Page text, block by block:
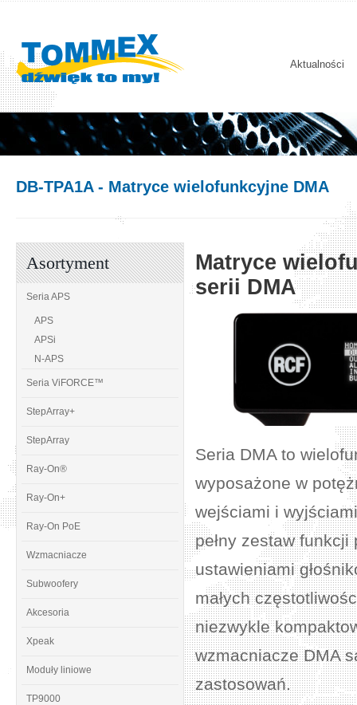
Aktualności
DB-TPA1A- Matryce wielofunkcyjne DMA
Asortyment
Seria APS
APS
APSi
N-APS
Seria ViFORCE™
StepArray+
StepArray
Ray-On®
Ray-On+
Ray-On PoE
Wzmacniacze
Subwoofery
Akcesoria
Xpeak
Moduły liniowe
TP9000
Matryce
serii DMA
Seria DMA to
wyposażone w
wejściami i
pełny zestaw
ustawieniami
małych
niezwykle
wzmacniacze DMA
zastosowań.